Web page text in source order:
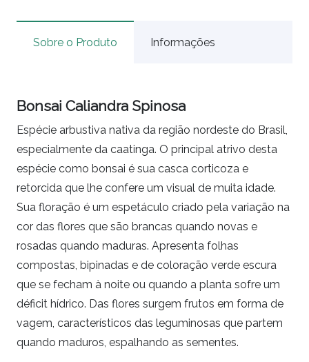
Sobre o Produto Informações
Bonsai Caliandra Spinosa
Espécie arbustiva nativa da região nordeste do Brasil,
especialmente da caatinga. O principal atrivo desta
espécie como bonsai é sua casca corticoza e
retorcida que lhe confere um visual de muita idade.
Sua floração é um espetáculo criado pela variação na
cor das flores que são brancas quando novas e
rosadas quando maduras. Apresenta folhas
compostas, bipinadas e de coloração verde escura
que se fecham à noite ou quando a planta sofre um
déficit hídrico. Das flores surgem frutos em forma de
vagem, característicos das leguminosas que partem
quando maduros, espalhando as sementes.